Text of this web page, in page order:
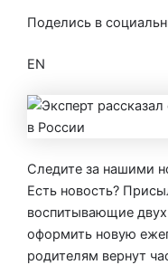
Поделись в
EN
Следите за нашими
Есть новость?
воспитывающие
оформить новую
родителям вернут